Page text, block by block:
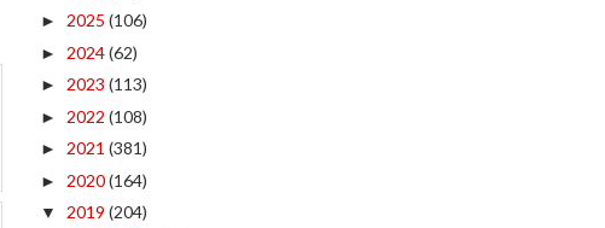
► 2025 (106)
► 2024(62)
► 2023 (113)
► 2022 (108)
► 2021 (381)
► 2020(164)
▼ 2019 (204)